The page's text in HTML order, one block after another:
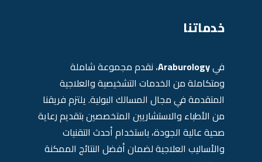
خدماتنا
فيAraburology، نقدم مجموعة شاملة
ومتكاملة من الخدمات التشخيصية والعلاجية
المتقدمة في مجال المسالك البولية. يلتزم فريقنا
من الأطباء والاستشاريين المتخصصين بتقديم رعاية
صحية عالية الجودة، باستخدام أحدث التقنيات
والأساليب العلاجية لضمان أفضل النتائج الممكنة